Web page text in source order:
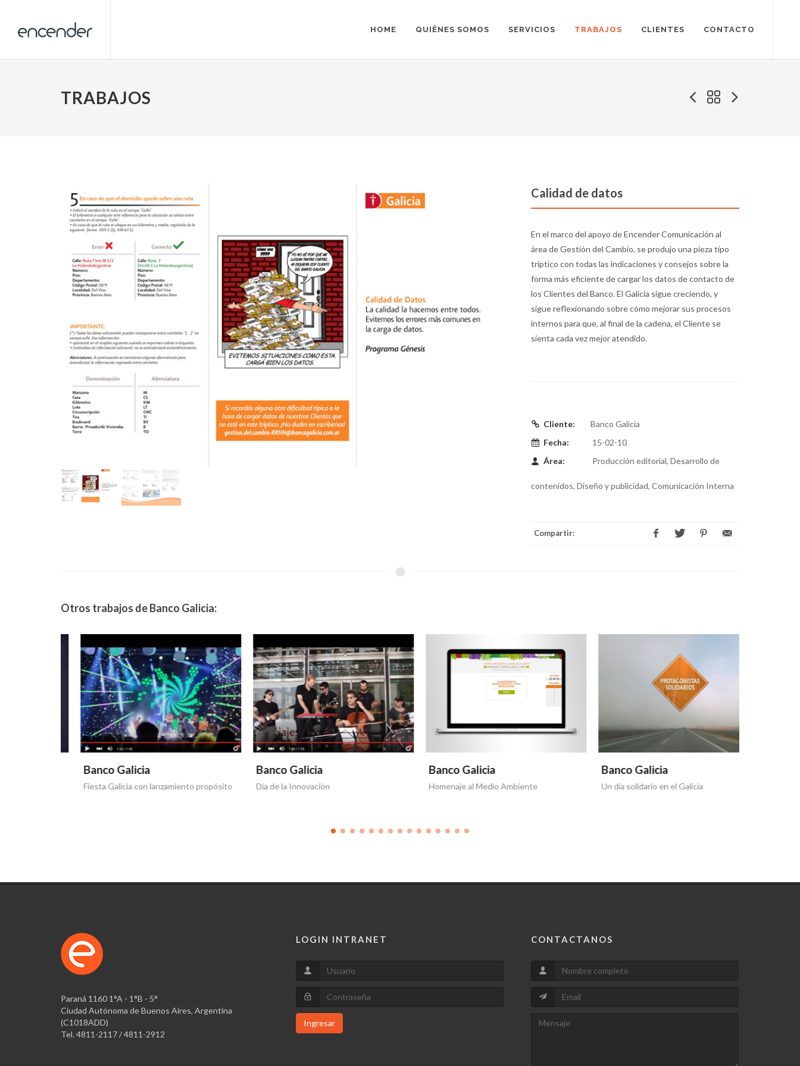
HOME QUIÉNES SOMOS SERVICIOS TRABAJOS CLIENTES CONTACTO
TRABAJOS
Calidad de datos
En el marco del apoyo de Encender Comunicación al
área de Gestión del Cambio, se produjo una pieza tipo
tríptico con todas las indicaciones y consejos sobre la
forma más eficiente de cargar los datos de contacto de
los Clientes del Banco. El Galicia sigue creciendo, y
sigue reflexionando sobre cómo mejorar sus procesos
internos para que, al final de la cadena, el Cliente se
sienta cada vez mejor atendido.
Cliente:
Banco Galicia
Fecha:
15-02-10
Área:
Producción editorial, Desarrollo de
contenidos, Diseño y publicidad, Comunicación Interna
Compartir:
Otros trabajos de Banco Galicia:
Banco Galicia
Fiesta Galicia con lanzamiento propósito
Banco Galicia
Día de la Innovación
Banco Galicia
Homenaje al Medio Ambiente
Banco Galicia
Un día solidario en el Galicia
Paraná 1160 1°A - 1°B - 5°
Ciudad Autónoma de Buenos Aires, Argentina
(C1018ADD)
Tel. 4811-2117 / 4811-2912
LOGIN INTRANET
Ingresar
CONTACTANOS